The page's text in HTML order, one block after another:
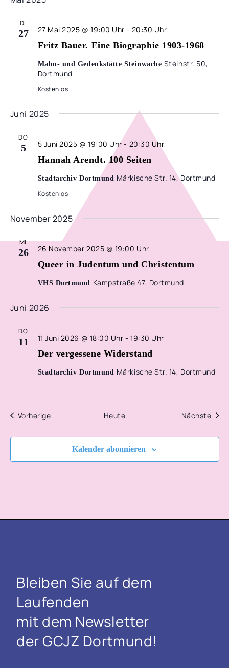
DI.
27
Fritz Bauer. Eine Biographie 1903-1968
27 Mai 2025 @ 19:00 Uhr - 20:30 Uhr
Mahn- und Gedenkstätte Steinwache Steinstr. 50,
Dortmund
Kostenlos
Juni 2025
DO.
5
Hannah Arendt. 100 Seiten
5 Juni 2025 @ 19:00 Uhr - 20:30 Uhr
Stadtarchiv Dortmund Märkische Str. 14, Dortmund
Kostenlos
November 2025
MI.
26
Queer in Judentum und Christentum
26 November 2025 @ 19:00 Uhr
VHS Dortmund Kampstraße 47, Dortmund
Juni 2026
DO.
11
Der vergessene Widerstand
11 Juni 2026 @ 18:00 Uhr -19:30 Uhr
Stadtarchiv Dortmund Märkische Str. 14, Dortmund
VorherigeVeranstaltungenHeute Nächste
Kalender abonnieren
Bleiben Sie auf dem
Laufenden
mit dem Newsletter
der GCJZ Dortmund!